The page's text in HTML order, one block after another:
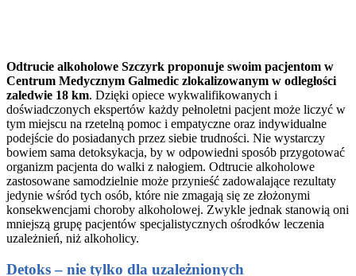
Odtrucie alkoholowe Szczyrk proponuje swoim pacjentom w
Centrum Medycznym Galmedic zlokalizowanym w odległości
zaledwie 18 km. Dzięki opiece wykwalifikowanych i
doświadczonych ekspertów każdy pełnoletni pacjent może liczyć w
tym miejscu na rzetelną pomoc i empatyczne oraz indywidualne
podejście do posiadanych przez siebie trudności. Nie wystarczy
bowiem sama detoksykacja, by w odpowiedni sposób przygotować
organizm pacjenta do walki z nałogiem. Odtrucie alkoholowe
zastosowane samodzielnie może przynieść zadowalające rezultaty
jedynie wśród tych osób, które nie zmagają się ze złożonymi
konsekwencjami choroby alkoholowej. Zwykle jednak stanowią oni
mniejszą grupę pacjentów specjalistycznych ośrodków leczenia
uzależnień, niż alkoholicy.
Detoks – nie tylko dla uzależnionych